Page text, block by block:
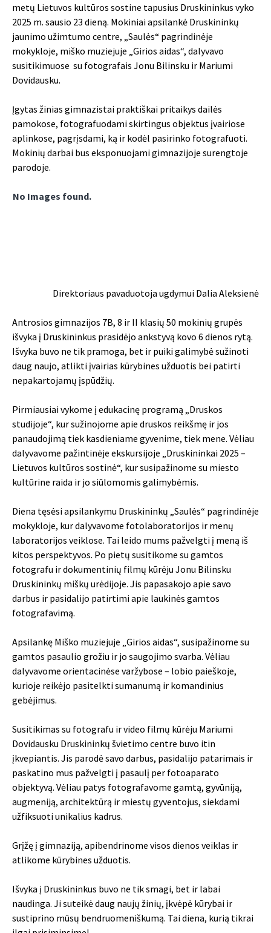
metų Lietuvos kultūros sostine tapusius Druskininkus vyko
2025 m. sausio 23 dieną. Mokiniai apsilankė Druskininkų
jaunimo užimtumo centre, „Saulės“ pagrindinėje
mokykloje, miško muziejuje „Girios aidas“, dalyvavo
susitikimuose su fotografais Jonu Bilinsku ir Mariumi
Dovidausku.
Įgytas žinias gimnazistai praktiškai pritaikys dailės
pamokose, fotografuodami skirtingus objektus įvairiose
aplinkose, pagrįsdami, ką ir kodėl pasirinko fotografuoti.
Mokinių darbai bus eksponuojami gimnazijoje surengtoje
parodoje.
No Images found.
Direktoriaus pavaduotoja ugdymui Dalia Aleksienė
Antrosios gimnazijos 7B, 8 ir II klasių 50 mokinių grupės
išvyka į Druskininkus prasidėjo ankstyvą kovo 6 dienos rytą.
Išvyka buvo ne tik pramoga, bet ir puiki galimybė sužinoti
daug naujo, atlikti įvairias kūrybines užduotis bei patirti
nepakartojamų įspūdžių.
Pirmiausiai vykome į edukacinę programą „Druskos
studijoje“, kur sužinojome apie druskos reikšmę ir jos
panaudojimą tiek kasdieniame gyvenime, tiek mene. Vėliau
dalyvavome pažintinėje ekskursijoje „Druskininkai 2025 –
Lietuvos kultūros sostinė“, kur susipažinome su miesto
kultūrine raida ir jo siūlomomis galimybėmis.
Diena tęsėsi apsilankymu Druskininkų „Saulės“ pagrindinėje
mokykloje, kur dalyvavome fotolaboratorijos ir menų
laboratorijos veiklose. Tai leido mums pažvelgti į meną iš
kitos perspektyvos. Po pietų susitikome su gamtos
fotografu ir dokumentinių filmų kūrėju Jonu Bilinsku
Druskininkų miškų urėdijoje. Jis papasakojo apie savo
darbus ir pasidalijo patirtimi apie laukinės gamtos
fotografavimą.
Apsilankę Miško muziejuje „Girios aidas“, susipažinome su
gamtos pasaulio grožiu ir jo saugojimo svarba. Vėliau
dalyvavome orientacinėse varžybose – lobio paieškoje,
kurioje reikėjo pasitelkti sumanumą ir komandinius
gebėjimus.
Susitikimas su fotografu ir video filmų kūrėju Mariumi
Dovidausku Druskininkų švietimo centre buvo itin
įkvepiantis. Jis parodė savo darbus, pasidalijo patarimais ir
paskatino mus pažvelgti į pasaulį per fotoaparato
objektyvą. Vėliau patys fotografavome gamtą, gyvūniją,
augmeniją, architektūrą ir miestų gyventojus, siekdami
užfiksuoti unikalius kadrus.
Grįžę į gimnaziją, apibendrinome visos dienos veiklas ir
atlikome kūrybines užduotis.
Išvyka į Druskininkus buvo ne tik smagi, bet ir labai
naudinga. Ji suteikė daug naujų žinių, įkvėpė kūrybai ir
sustiprino mūsų bendruomeniškumą. Tai diena, kurią tikrai